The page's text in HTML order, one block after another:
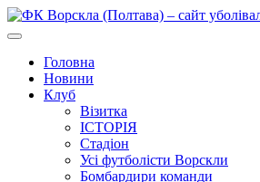
Головна
Новини
Клуб
Візитка
ІСТОРІЯ
Стадіон
Усі футболісти Ворскли
Бомбардири команди